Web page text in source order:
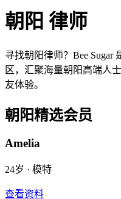
朝阳 律师
寻找朝阳律师？Bee Sugar
区，汇聚海量朝阳高端人
友体验。
朝阳精选会员
Amelia
24岁 · 模特
查看资料